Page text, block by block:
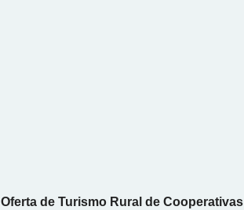
Oferta de Turismo Rural de Cooperativas